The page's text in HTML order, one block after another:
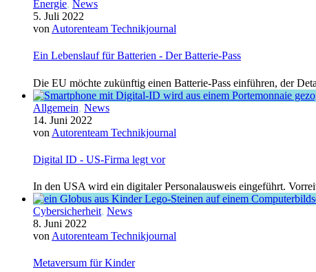
Energie, News
5. Juli 2022
von Autorenteam Technikjournal
Ein Lebenslauf für Batterien - Der Batterie-Pass
Die EU möchte zukünftig einen Batterie-Pass einführen, der
Allgemein, News
14. Juni 2022
von Autorenteam Technikjournal
Digital ID - US-Firma legt vor
In den USA wird ein digitaler Personalausweis eingeführt.
Cybersicherheit, News
8. Juni 2022
von Autorenteam Technikjournal
Metaversum für Kinder